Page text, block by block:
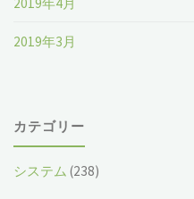
2019年3月
カテゴリー
システム (238)